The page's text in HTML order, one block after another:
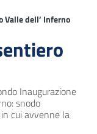
Valle dell’ Inferno
Inaugurazione
snodo
cui avvenne la